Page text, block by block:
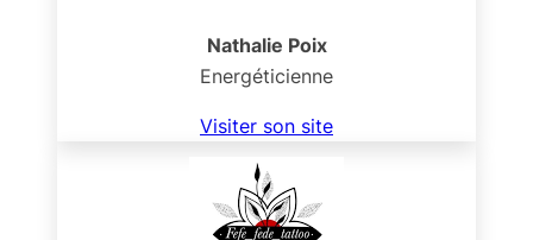
Nathalie Poix
Energéticienne
Visiter son site